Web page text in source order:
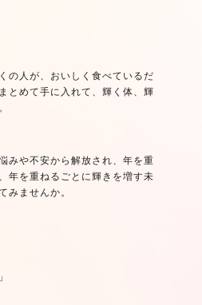
の人が、おいしく食べているだ
とめて手に入れて、輝く体、輝
みや不安から解放され、年を重
年を重ねるごとに輝きを増す未
みませんか。